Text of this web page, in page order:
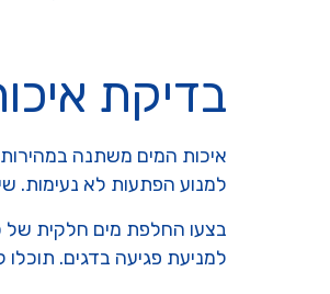
בדיקת
איכות המים משתנה במהירות
למנוע הפתעות לא נעימות.
למניעת פגיעה בדגים.